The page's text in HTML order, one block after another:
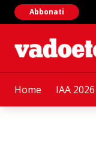
Home IAA 2026
Abbonati